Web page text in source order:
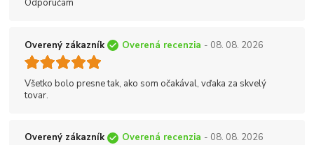
Odporúčam
Overený zákazník Overená recenzia - 08. 08. 2026
Všetko bolo presne tak, ako som očakával, vďaka za skvelý
tovar.
Overený zákazník Overená recenzia - 08. 08. 2026